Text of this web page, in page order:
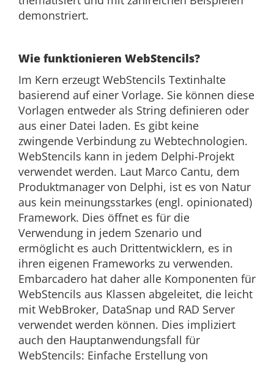
demonstriert.
Wie funktionieren WebStencils?
Im Kern erzeugt WebStencils Textinhalte
basierend auf einer Vorlage. Sie können diese
Vorlagen entweder als String definieren oder
aus einer Datei laden. Es gibt keine
zwingende Verbindung zu Webtechnologien.
WebStencils kann in jedem Delphi-Projekt
verwendet werden. Laut Marco Cantu, dem
Produktmanager von Delphi, ist es von Natur
aus kein meinungsstarkes (engl. opinionated)
Framework. Dies öffnet es für die
Verwendung in jedem Szenario und
ermöglicht es auch Drittentwicklern, es in
ihren eigenen Frameworks zu verwenden.
Embarcadero hat daher alle Komponenten für
WebStencils aus Klassen abgeleitet, die leicht
mit WebBroker, DataSnap und RAD Server
verwendet werden können. Dies impliziert
auch den Hauptanwendungsfall für
WebStencils: Einfache Erstellung von